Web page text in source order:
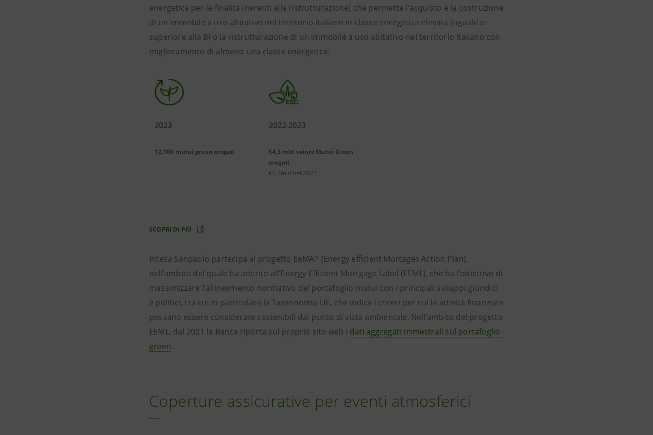
energetica per le finalità inerenti alla ristrutturazione) che permette l’acquisto e la costruzione
di un immobile a uso abitativo nel territorio italiano in classe energetica elevata (uguale o
superiore alla B) o la ristrutturazione di un immobile a uso abitativo nel territorio italiano con
miglioramento di almeno una classe energetica.
2023
12.100 mutui green erogati
2022-2023
€4,3 mld valore Mutui Green
erogati
€1,7mld nel 2023
SCOPRI DI PIÙ
Intesa Sanpaolo partecipa al progetto EeMAP (Energy efficient Mortages Action Plan),
nell’ambito del quale ha aderito all’Energy Efficient Mortgage Label (EEML), che ha l’obiettivo di
massimizzare l’allineamento normativo del portafoglio mutui con i principali sviluppi giuridici
e politici, tra cui in particolare la Tassonomia UE, che indica i criteri per cui le attività finanziate
possano essere considerate sostenibili dal punto di vista ambientale. Nell’ambito del progetto
EEML, dal 2021 la Banca riporta sul proprio sito web i dati aggregati trimestrali sul portafoglio
green.
Coperture assicurative per eventi atmosferici